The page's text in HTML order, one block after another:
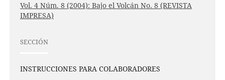
Vol. 4 Núm. 8 (2004): Bajo el Volcán No. 8 (REVISTA
IMPRESA)
SECCIÓN
INSTRUCCIONES PARA COLABORADORES